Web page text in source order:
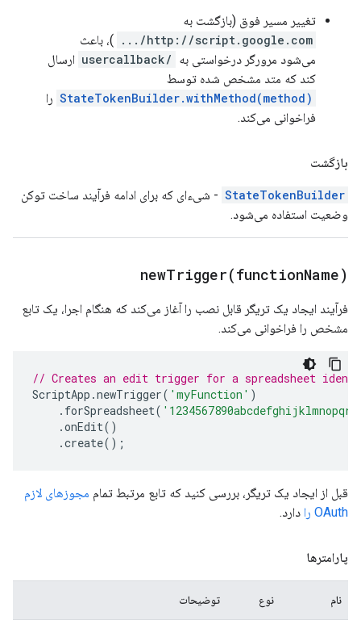
تغییر مسیر فوق (بازگشت به
http://script.google.com/...
)، باعث
می‌شود مرورگر درخواستی به /usercallback
ارسال
کند که متد مشخص شده توسط
StateTokenBuilder.withMethod(method) را
فراخوانی می‌کند.
بازگشت
StateTokenBuilder - شیء‌ای که برای ادامه فرآیند ساخت توکن
وضعیت استفاده می‌شود.
newTrigger(functionName)
فرآیند ایجاد یک تریگر قابل نصب را آغاز می‌کند که هنگام اجرا، یک تابع
مشخص را فراخوانی می‌کند.
// Creates an edit trigger for a spreadsheet
ScriptApp .newTrigger( 'myFunction' )
. forSpreadsheet(
.onEdit()
.create();
قبل از ایجاد یک تریگر، بررسی کنید که تابع مرتبط تمام مجوزهای لازم
OAuth را
دارد.
پارامترها
نام نوع توضیحات